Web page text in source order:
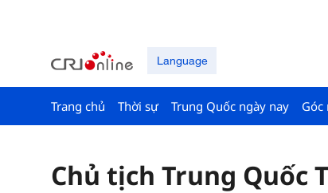
Language
Trang chủ Thời sự Trung Quốc ngày nay Góc
Chủ tịch Trung Quốc